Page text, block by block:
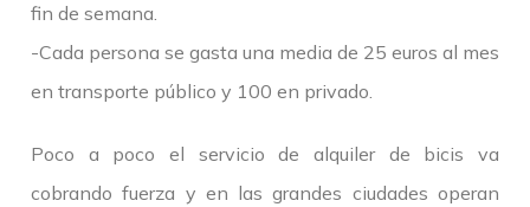
fin de semana.
-Cada persona se gasta una media de 25 euros al mes
en transporte público y 100 en privado.
Poco a poco el servicio de alquiler de bicis va
cobrando fuerza y en las grandes ciudades operan